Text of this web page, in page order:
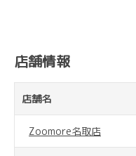
店舗情報
店舗名
Zoomore名取店